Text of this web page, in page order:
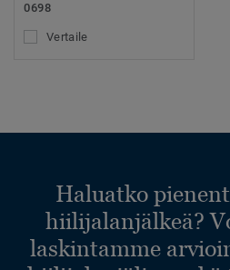
0698
Vertaile
Haluatko
hiilijalanjälkeä?
laskintamme